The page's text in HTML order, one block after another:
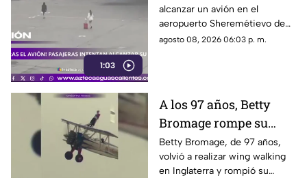
1:03
alcanzar un avión en el
aeropuerto Sheremétievo de
Moscú tras llegar tarde a su
agosto 08, 2026 06:03 p. m.
A los 97 años, Betty
Bromage rompe su
propio récord Guinness
en las alturas
Betty Bromage, de 97 años,
volvió a realizar wing walking
en Inglaterra y rompió su